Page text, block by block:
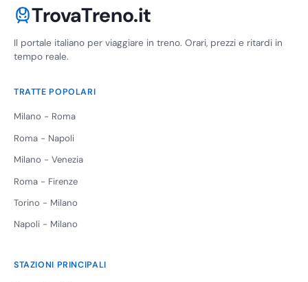
TrovaTreno.it
Il portale italiano per viaggiare in treno. Orari, prezzi e ritardi in
tempo reale.
TRATTE POPOLARI
Milano - Roma
Roma - Napoli
Milano - Venezia
Roma - Firenze
Torino - Milano
Napoli - Milano
STAZIONI PRINCIPALI